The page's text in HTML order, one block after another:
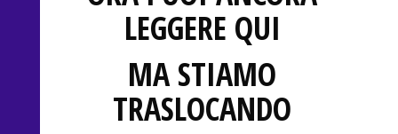
LEGGERE QUI
MA STIAMO
TRASLOCANDO